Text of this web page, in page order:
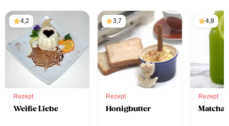
4,2
Rezept
Weiße Liebe
3,7
Rezept
Honigbutter
4,8
Rezept